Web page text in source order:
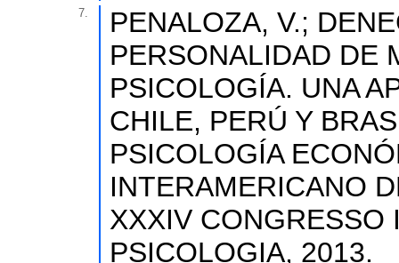
7.
PENALOZA, V.;
PERSONALIDAD DE
PSICOLOGÍA. UNA
CHILE, PERÚ Y
PSICOLOGÍA
INTERAMERICANO
XXXIV CONGRESSO
PSICOLOGIA, 2013.